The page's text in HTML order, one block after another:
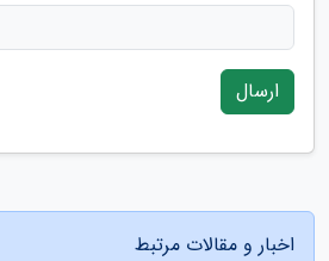
ارسال
اخبار و مقالات مرتبط